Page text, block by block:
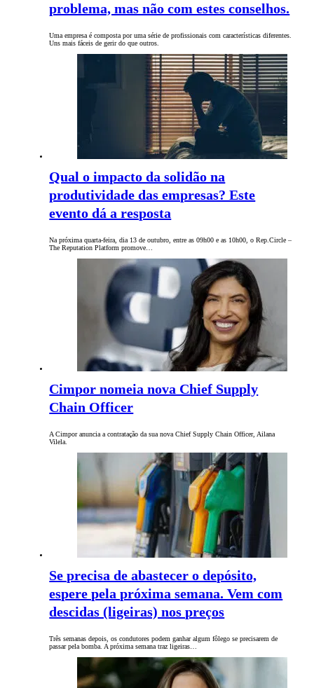
problema, mas não com estes conselhos.
Uma empresa é composta por uma série de profissionais com características diferentes.
Uns mais fáceis de gerir do que outros.
Qual o impacto da solidão na
produtividade das empresas? Este
evento dá a resposta
Na próxima quarta-feira, dia 13 de outubro, entre as 09h00 e as 10h00, o Rep.Circle –
The Reputation Platform promove…
Cimpor nomeia nova Chief Supply
Chain Officer
A Cimpor anuncia a contratação da sua nova Chief Supply Chain Officer, Ailana
Vilela.
Se precisa de abastecer o depósito,
espere pela próxima semana. Vem com
descidas (ligeiras) nos preços
Três semanas depois, os condutores podem ganhar algum fôlego se precisarem de
passar pela bomba. A próxima semana traz ligeiras…